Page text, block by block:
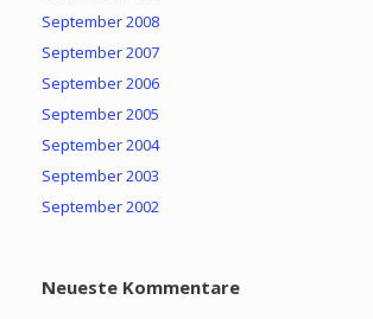
September 2008
September 2007
September 2006
September 2005
September 2004
September 2003
September 2002
Neueste Kommentare